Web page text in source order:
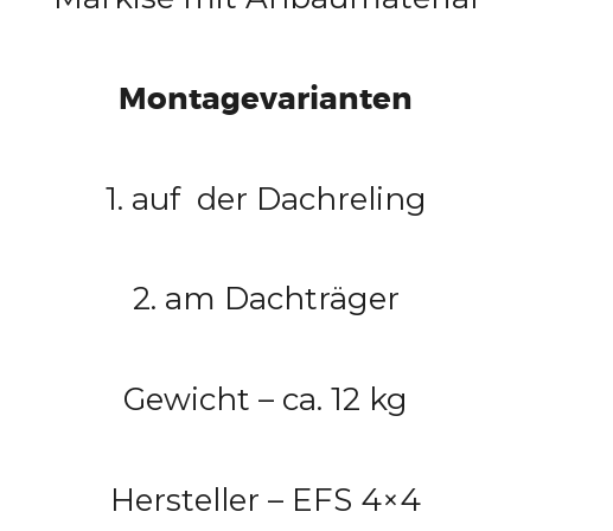
Montagevarianten
1. auf der Dachreling
2. am Dachträger
Gewicht – ca. 12 kg
Hersteller – EFS 4×4